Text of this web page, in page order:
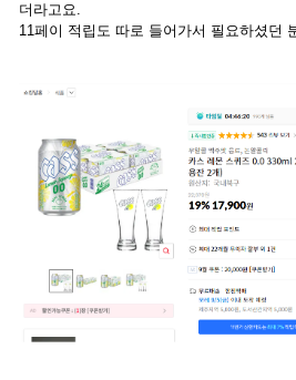
더라고요.
11페이 적립도 따로 들어가서 필요하셨던